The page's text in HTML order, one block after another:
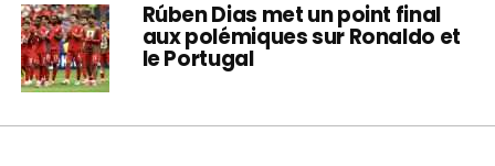
Rúben Dias met un point final
aux polémiques sur Ronaldo et
le Portugal